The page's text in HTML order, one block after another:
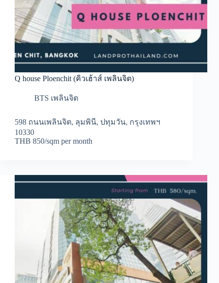
Q house Ploenchit (คิวเฮ้าส์ เพลินจิต)
BTS เพลินจิต
598 ถนนเพลินจิต, ลุมพินี, ปทุมวัน, กรุงเทพฯ
10330
THB 850/sqm per month